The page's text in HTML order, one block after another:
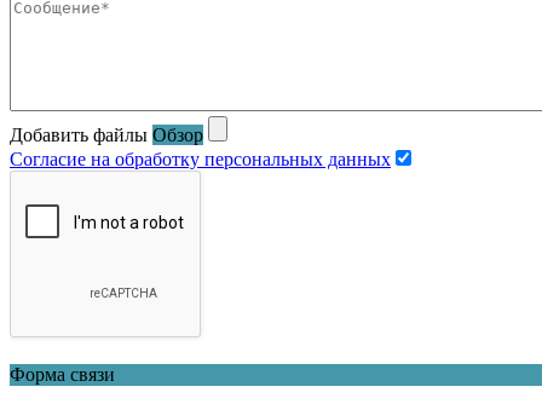
Добавить файлы Обзор
Согласие на обработку персональных данных
Форма связи